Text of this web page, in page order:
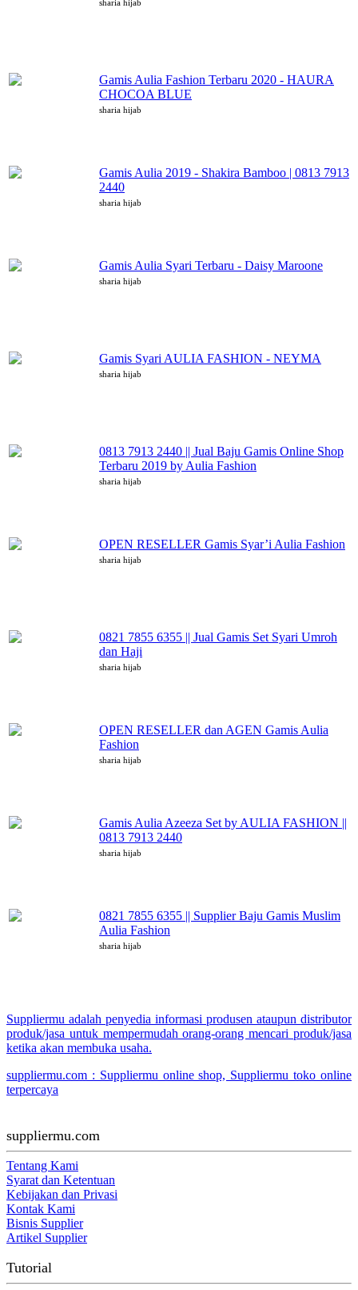
sharia hijab
Gamis Aulia Fashion Terbaru 2020 - HAURA
CHOCOA BLUE
sharia hijab
Gamis Aulia 2019 - Shakira Bamboo | 0813 7913
2440
sharia hijab
Gamis Aulia Syari Terbaru - Daisy Maroone
sharia hijab
Gamis Syari AULIA FASHION - NEYMA
sharia hijab
0813 7913 2440 || Jual Baju Gamis Online Shop
Terbaru 2019 by Aulia Fashion
sharia hijab
OPEN RESELLER Gamis Syar’i Aulia Fashion
sharia hijab
0821 7855 6355 || Jual Gamis Set Syari Umroh
dan Haji
sharia hijab
OPEN RESELLER dan AGEN Gamis Aulia
Fashion
sharia hijab
Gamis Aulia Azeeza Set by AULIA FASHION ||
0813 7913 2440
sharia hijab
0821 7855 6355 || Supplier Baju Gamis Muslim
Aulia Fashion
sharia hijab
Suppliermu adalah penyedia informasi produsen ataupun distributor
produk/jasa untuk mempermudah orang-orang mencari produk/jasa
ketika akan membuka usaha.
suppliermu.com : Suppliermu online shop, Suppliermu toko online
terpercaya
suppliermu.com
Tentang Kami
Syarat dan Ketentuan
Kebijakan dan Privasi
Kontak Kami
Bisnis Supplier
Artikel Supplier
Tutorial